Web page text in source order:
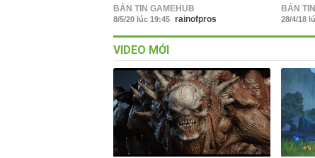
BẢN TIN GAMEHUB
8/5/20 lúc 19:45 rainofpros
BẢN
28/4/18
VIDEO MỚI